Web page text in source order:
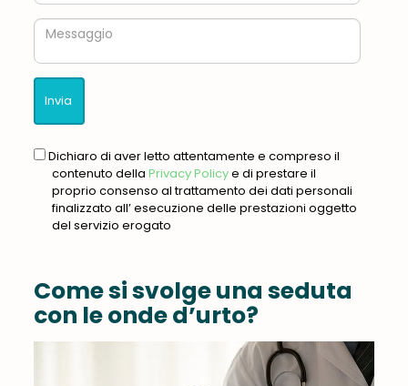
Messaggio
gdpr
Dichiaro di aver letto attentamente e compreso il
contenuto della Privacy Policye di prestare il
proprio consenso al trattamento dei dati personali
finalizzato all’ esecuzione delle prestazioni oggetto
del servizio erogato
Come si svolge una seduta
con le onde d’urto?